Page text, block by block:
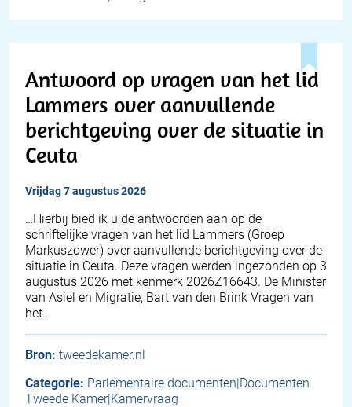
Antwoord op vragen van het lid
Lammers over aanvullende
berichtgeving over de situatie in
Ceuta
vrijdag 7 augustus 2026
… Hierbij bied ik u de antwoorden aan op de
schriftelijke vragen van het lid Lammers (Groep
Markuszower) over aanvullende berichtgeving over de
situatie in Ceuta. Deze vragen werden ingezonden op 3
augustus 2026 met kenmerk 2026Z16643. De Minister
van Asiel en Migratie, Bart van den Brink Vragen van
het…
Bron: tweedekamer.nl
Categorie: Parlementaire documenten|Documenten
Tweede Kamer|Kamervraag